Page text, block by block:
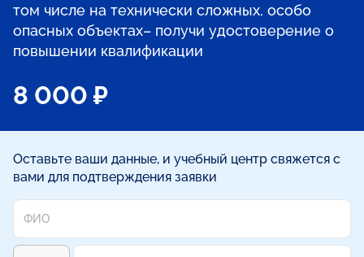
том числе на технически сложных, особо
опасных объектах– получи удостоверение о
повышении квалификации
8 000 ₽
Оставьте ваши данные, и учебный центр свяжется с
вами для подтверждения заявки